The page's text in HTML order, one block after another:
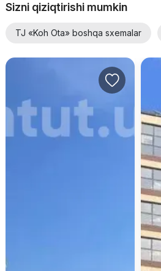
Sizni qiziqtirishi mumkin
TJ «Koh Ota» boshqa sxemalar